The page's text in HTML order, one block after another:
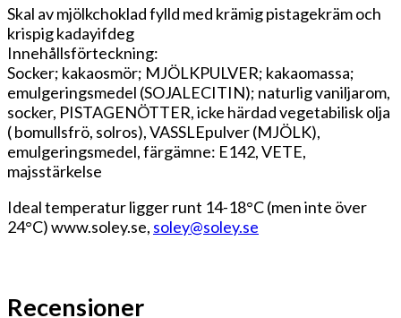
Skal av mjölkchoklad fylld med krämig pistagekräm och
krispig kadayifdeg
Innehållsförteckning:
Socker; kakaosmör; MJÖLKPULVER; kakaomassa;
emulgeringsmedel (SOJALECITIN); naturlig vaniljarom,
socker, PISTAGENÖTTER, icke härdad vegetabilisk olja
( bomullsfrö, solros), VASSLEpulver (MJÖLK),
emulgeringsmedel, färgämne: E142, VETE,
majsstärkelse
Ideal temperatur ligger runt 14-18°C (men inte över
24°C) www.soley.se, soley@soley.se
Recensioner